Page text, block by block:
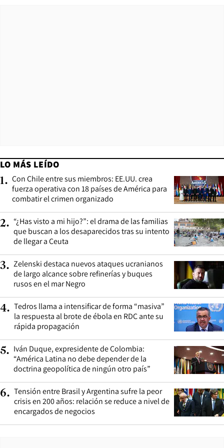
LO MÁS LEÍDO
1. Con Chile entre sus miembros: EE.UU. crea
fuerza operativa con 18 países de América para
combatir el crimen organizado
2. “¿Has visto a mi hijo?”: el drama de las familias
que buscan a los desaparecidos tras su intento
de llegar a Ceuta
3. Zelenski destaca nuevos ataques ucranianos
de largo alcance sobre refinerías y buques
rusos en el mar Negro
4. Tedros llama a intensificar de forma “masiva”
la respuesta al brote de ébola en RDC ante su
rápida propagación
5. Iván Duque, expresidente de Colombia:
“América Latina no debe depender de la
doctrina geopolítica de ningún otro país”
6. Tensión entre Brasil y Argentina sufre la peor
crisis en 200 años: relación se reduce a nivel de
encargados de negocios